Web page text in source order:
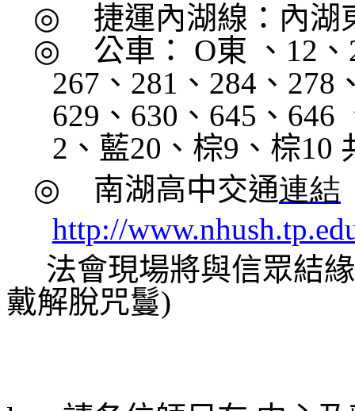
◎
捷運內湖線：內湖
◎
公車： O東 、 12 、
267 、 281 、 284 、 278
629 、 630 、 645 、 646
2 、藍20 、棕9 、棕10
◎
南湖高中交通連結
http://
法會現場將與信眾結
戴解脫咒鬘)